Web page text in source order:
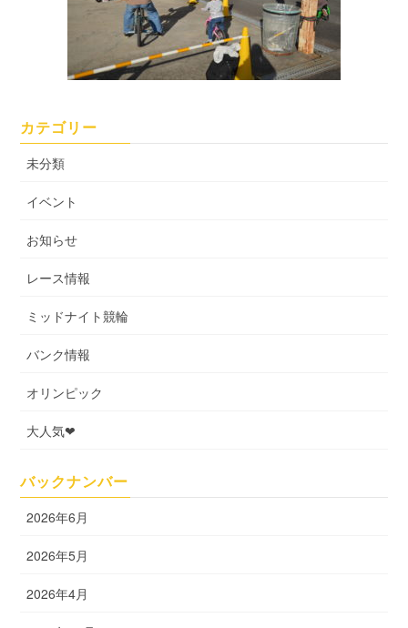
カテゴリー
未分類
イベント
お知らせ
レース情報
ミッドナイト競輪
バンク情報
オリンピック
大人気❤
バックナンバー
2026年6月
2026年5月
2026年4月